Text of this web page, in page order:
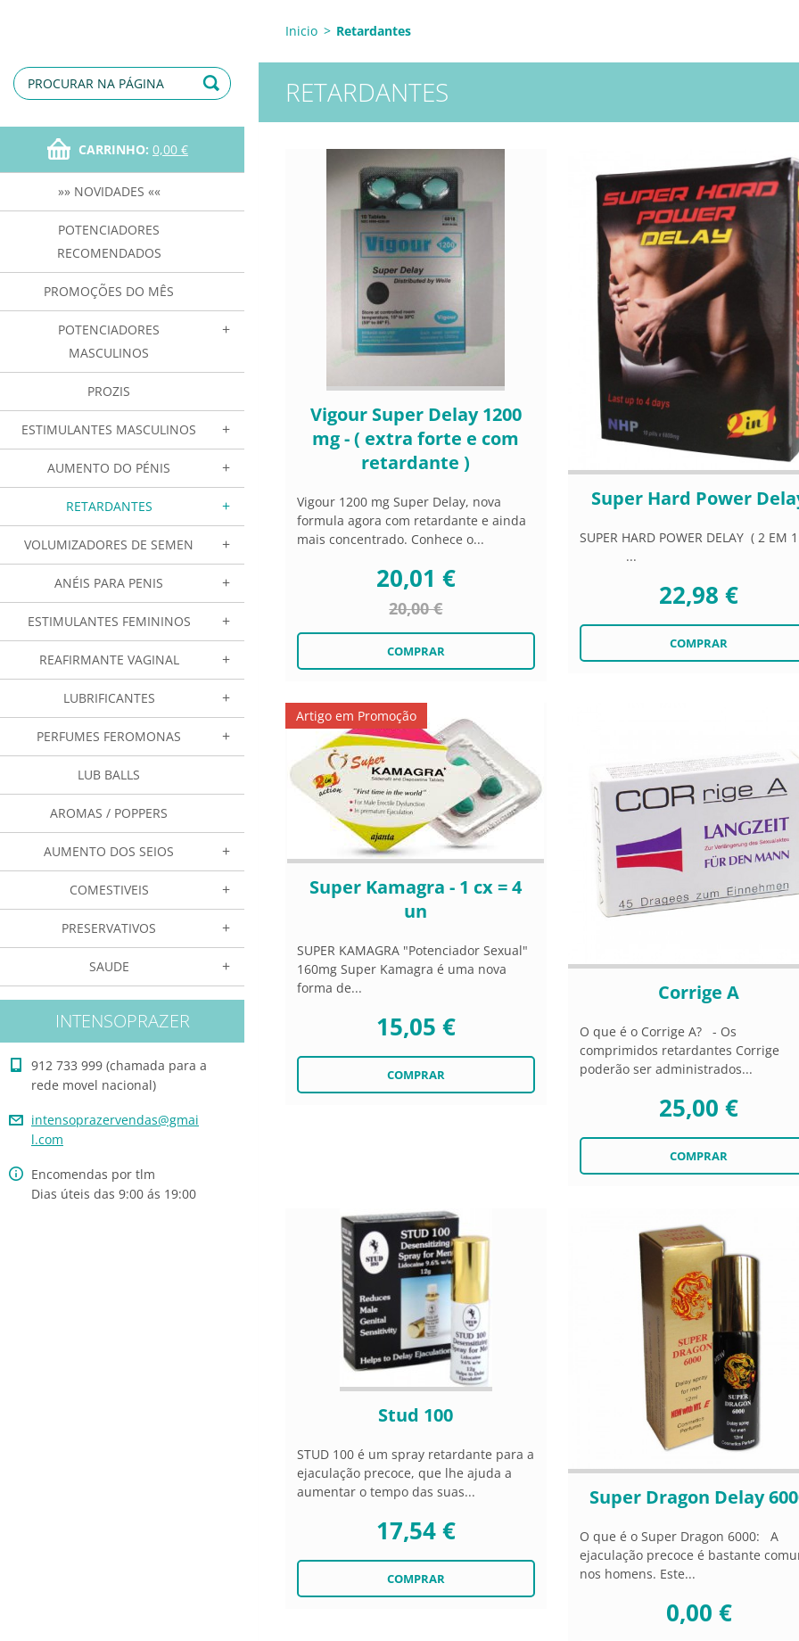
CARRINHO: 0,00 €
»» NOVIDADES ««
POTENCIADORES
RECOMENDADOS
PROMOÇÕES DO MÊS
POTENCIADORES
MASCULINOS
PROZIS
ESTIMULANTES MASCULINOS
AUMENTO DO PÉNIS
RETARDANTES
VOLUMIZADORES DE SEMEN
ANÉIS PARA PENIS
ESTIMULANTES FEMININOS
REAFIRMANTE VAGINAL
LUBRIFICANTES
PERFUMES FEROMONAS
LUB BALLS
AROMAS / POPPERS
AUMENTO DOS SEIOS
COMESTIVEIS
PRESERVATIVOS
SAUDE
INTENSOPRAZER
912 733 999 (chamada para a
rede movel nacional)
intensoprazervendas@gmai
l.com
Encomendas por tlm
Dias úteis das 9:00 ás 19:00
Inicio > Retardantes
RETARDANTES
Vigour Super Delay 1200
mg - ( extra forte e com
retardante )
Vigour 1200 mg Super Delay, nova
formula agora com retardante e ainda
mais concentrado. Conhece o...
20,01 €
20,00 €
Super Hard Power
SUPER HARD POWER DELAY ( 2 EM
...
22,98 €
Super Kamagra - 1 cx = 4
un
Artigo em Promoção
SUPER KAMAGRA "Potenciador Sexual"
160mg Super Kamagra é uma nova
forma de...
15,05 €
Corrige A
O que é o Corrige A? - Os
comprimidos retardantes Corrige
poderão ser administrados...
25,00 €
Stud 100
STUD 100 é um spray retardante para a
ejaculação precoce, que lhe ajuda a
aumentar o tempo das suas...
17,54 €
Super Dragon Delay
O que é o Super Dragon 6000: A
ejaculação precoce é bastante
nos homens. Este...
0,00 €